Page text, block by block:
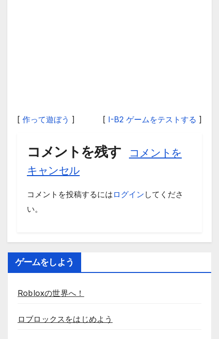
[ 作って遊ぼう ] [ I-B2 ゲームをテストする ]
コメントを残す
コメントを
キャンセル
コメントを投稿するには ログイン してくださ
い。
ゲームをしよう
Robloxの世界へ！
ロブロックスをはじめよう